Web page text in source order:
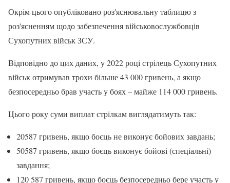
Окрім цього опубліковано роз'яснювальну таблицю з
роз'ясненням щодо забезпечення військовослужбовців
Сухопутних військ ЗСУ.
Відповідно до цих даних, у 2022 році стрілець Сухопутних
військ отримував трохи більше 43 000 гривень, а якщо
безпосередньо брав участь у боях – майже 114 000 гривень.
Цього року суми виплат стрілкам виглядатимуть так:
20587 гривень, якщо боєць не виконує бойових завдань;
50587 гривень, якщо боєць виконує бойові (спеціальні)
завдання;
120 587 гривень, якщо боєць безпосередньо бере участь у